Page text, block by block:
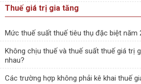
Thuế giá trị gia tăng
Mức thuế suất thuế tiêu thụ đặc biệt năm
Không chịu thuế và thuế suất thuế giá trị
nhau?
Các trường hợp không phải kê khai thuế